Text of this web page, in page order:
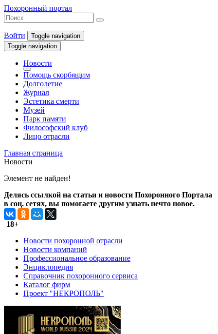
Похоронный портал
Войти
Toggle navigation
Toggle navigation
Новости
Помощь скорбящим
Долголетие
Журнал
Эстетика смерти
Музей
Парк памяти
Философский клуб
Лицо отрасли
Главная страница
Новости
Элемент не найден!
Делясь ссылкой на статьи и новости Похоронного Портала
в соц. сетях, вы помогаете другим узнать нечто новое.
18+
Новости похоронной отрасли
Новости компаний
Профессиональное образование
Энциклопедия
Справочник похоронного сервиса
Каталог фирм
Проект "НЕКРОПОЛЬ"